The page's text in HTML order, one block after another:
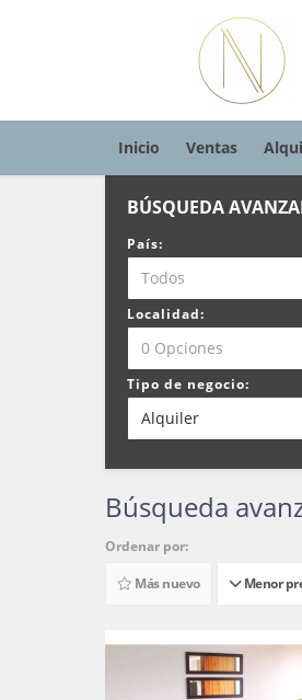
Inicio Ventas
BÚSQUEDA
País:
Todos
Localidad:
0 Opciones
Tipo de negocio:
Alquiler
Búsqueda
Ordenar por:
Más nuevo
Menor